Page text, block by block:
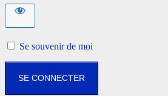
Se souvenir de moi